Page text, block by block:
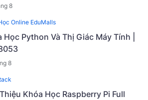
8
Online EduMalls
Học Python Và Thị Giác Máy Tính |
8
Khóa Học Raspberry Pi Full